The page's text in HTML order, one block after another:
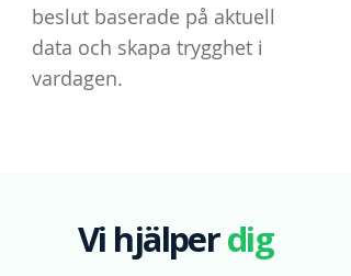
beslut baserade på aktuell
data och skapa trygghet i
vardagen.
Vi hjälperdig